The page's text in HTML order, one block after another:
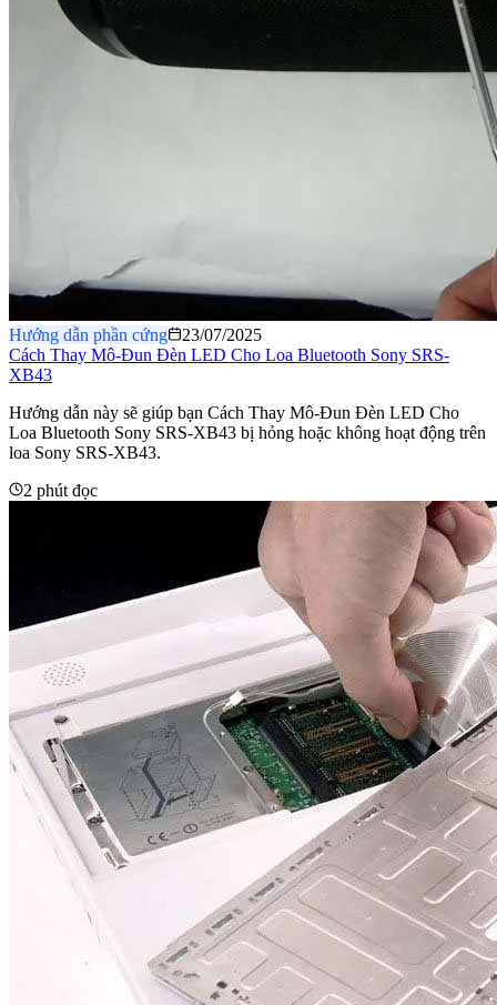
Hướng dẫn phần cứng
23/07/2025
Cách Thay Mô-Đun Đèn LED Cho Loa Bluetooth Sony SRS-
XB43
Hướng dẫn này sẽ giúp bạn Cách Thay Mô-Đun Đèn LED Cho
Loa Bluetooth Sony SRS-XB43 bị hỏng hoặc không hoạt động trên
loa Sony SRS-XB43.
2 phút đọc